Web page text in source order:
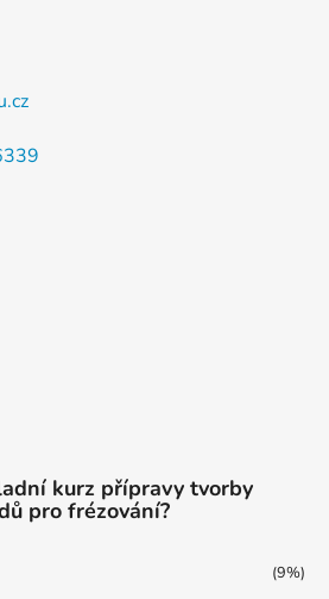
kurz přípravy tvorby
pro frézování?
(9%)